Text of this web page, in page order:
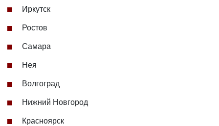
Иркутск
Ростов
Самара
Нея
Волгоград
Нижний Новгород
Красноярск